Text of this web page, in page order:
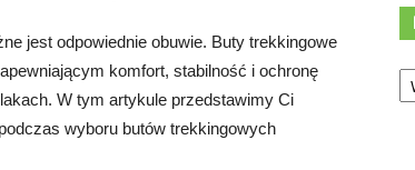
jest odpowiednie obuwie. Buty trekkingowe
komfort, stabilność i ochronę
W tym artykule przedstawimy Ci
wyboru butów trekkingowych